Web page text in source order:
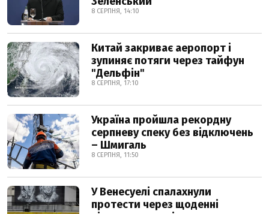
8 СЕРПНЯ, 14:10
Китай закриває аеропорт і
зупиняє потяги через тайфун
"Дельфін"
8 СЕРПНЯ, 17:10
Україна пройшла рекордну
серпневу спеку без відключень
– Шмигаль
8 СЕРПНЯ, 11:50
У Венесуелі спалахнули
протести через щоденні